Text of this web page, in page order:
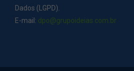
Dados (LGPD).
E-mail: dpo@grupoideias.com.br